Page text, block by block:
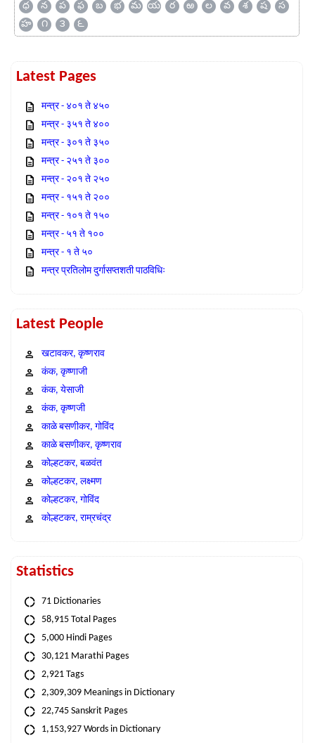
ధ
న ప ఫ బ భ మ య ర ఱ ల వ శ ష
స
హ
౧ ౩ ౬
Latest Pages
मन्त्र - ४०१ ते ४५०
मन्त्र - ३५१ ते ४००
मन्त्र - ३०१ ते ३५०
मन्त्र - २५१ ते ३००
मन्त्र - २०१ ते २५०
मन्त्र - १५१ ते २००
मन्त्र - १०१ ते १५०
मन्त्र - ५१ ते १००
मन्त्र - १ ते ५०
मन्त्र प्रतिलोम दुर्गासप्तशती पाठविधिः
Latest People
खटावकर, कृष्णराव
कंक, कृष्णाजी
कंक, येसाजी
कंक, कृष्णजी
काळे बसणीकर, गोविंद
काळे बसणीकर, कृष्णराव
कोल्हटकर, बळवंत
कोल्हटकर, लक्ष्मण
कोल्हटकर, गोविंद
कोल्हटकर, राम्रचंद्र
Statistics
71 Dictionaries
58,915 Total Pages
5,000 Hindi Pages
30,121 Marathi Pages
2,921 Tags
2,309,309 Meanings in Dictionary
22,745 Sanskrit Pages
1,153,927 Words in Dictionary